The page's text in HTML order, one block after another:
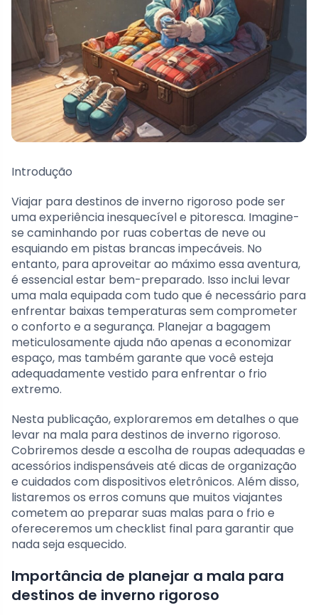
Introdução
Viajar para destinos de inverno rigoroso pode ser
uma experiência inesquecível e pitoresca. Imagine-
se caminhando por ruas cobertas de neve ou
esquiando em pistas brancas impecáveis. No
entanto, para aproveitar ao máximo essa aventura,
é essencial estar bem-preparado. Isso inclui levar
uma mala equipada com tudo que é necessário para
enfrentar baixas temperaturas sem comprometer
o conforto e a segurança. Planejar a bagagem
meticulosamente ajuda não apenas a economizar
espaço, mas também garante que você esteja
adequadamente vestido para enfrentar o frio
extremo.
Nesta publicação, exploraremos em detalhes o que
levar na mala para destinos de inverno rigoroso.
Cobriremos desde a escolha de roupas adequadas e
acessórios indispensáveis até dicas de organização
e cuidados com dispositivos eletrônicos. Além disso,
listaremos os erros comuns que muitos viajantes
cometem ao preparar suas malas para o frio e
ofereceremos um checklist final para garantir que
nada seja esquecido.
Importância de planejar a mala para
destinos de inverno rigoroso